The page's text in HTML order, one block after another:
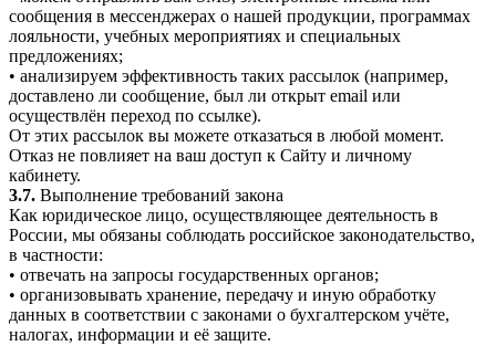
сообщения в мессенджерах о нашей продукции, программах
лояльности, учебных мероприятиях и специальных
предложениях;
• анализируем эффективность таких рассылок (например,
доставлено ли сообщение, был ли открыт email или
осуществлён переход по ссылке).
От этих рассылок вы можете отказаться в любой момент.
Отказ не повлияет на ваш доступ к Сайту и личному
кабинету.
3.7. Выполнение требований закона
Как юридическое лицо, осуществляющее деятельность в
России, мы обязаны соблюдать российское законодательство,
в частности:
• отвечать на запросы государственных органов;
• организовывать хранение, передачу и иную обработку
данных в соответствии с законами о бухгалтерском учёте,
налогах, информации и её защите.